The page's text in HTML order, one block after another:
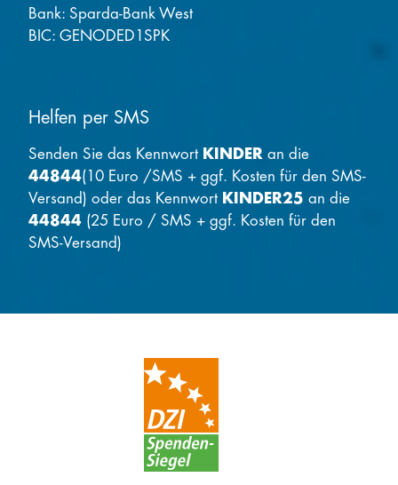
Bank: Sparda-Bank West
BIC: GENODED1SPK
Helfen per SMS
Senden Sie das Kennwort KINDER an die
44844(10 Euro /SMS + ggf. Kosten für den SMS-
Versand) oder das Kennwort KINDER25 an die
44844 (25 Euro / SMS + ggf. Kosten für den
SMS-Versand)